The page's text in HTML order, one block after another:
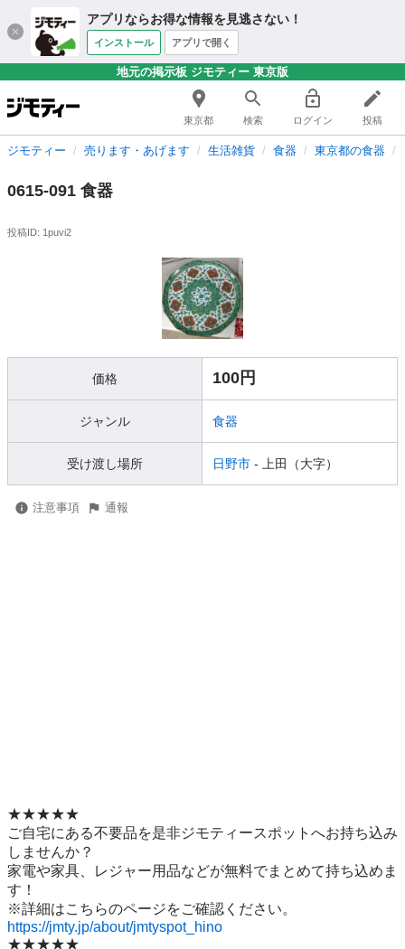
アプリならお得な情報を見逃さない！
インストール アプリで開く
地元の掲示板 ジモティー 東京版
東京都 検索 ログイン 投稿
ジモティー 売ります・あげます 生活雑貨 食器 東京都の食器
0615-091 食器
投稿ID: 1puvi2
価格 100円
ジャンル 食器
受け渡し場所 日野市 - 上田（大字）
注意事項 通報
★★★★★
ご自宅にある不要品を是非ジモティースポットへお持ち込み
しませんか？
家電や家具、レジャー用品などが無料でまとめて持ち込めま
す！
https://jmty.jp/about/jmtyspot_hino
★★★★★